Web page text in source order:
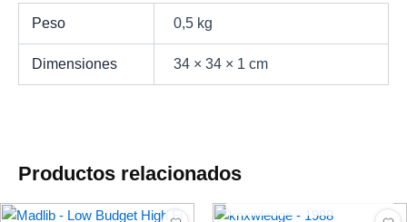
Peso 0,5 kg
Dimensiones 34 × 34 × 1 cm
Productos relacionados